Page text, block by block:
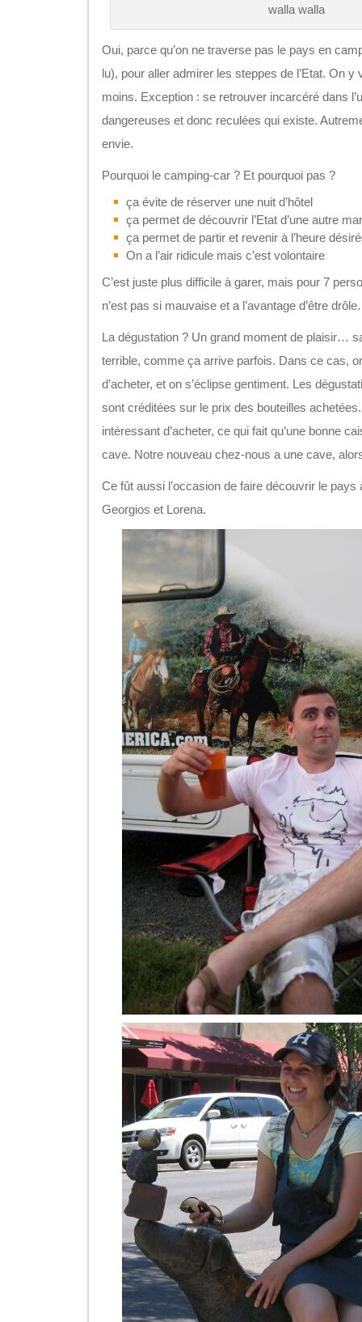
walla walla
Oui, parce qu’on ne traverse pas le pays en
lu), pour aller admirer les steppes de l’Etat. On y
moins. Exception : se retrouver incarcéré dans
dangereuses et donc reculées qui existe.
envie.
Pourquoi le camping-car ? Et pourquoi pas ?
ça évite de réserver une nuit d’hôtel
ça permet de découvrir l’Etat d’une autre
ça permet de partir et revenir à l’heure
On a l’air ridicule mais c’est volontaire
C’est juste plus difficile à garer, mais pour 7
n’est pas si mauvaise et a l’avantage d’être drôle.
La dégustation ? Un grand moment de plaisir…
terrible, comme ça arrive parfois. Dans ce cas,
d’acheter, et on s’éclipse gentiment. Les
sont créditées sur le prix des bouteilles
intéressant d’acheter, ce qui fait qu’une bonne
cave. Notre nouveau chez-nous a une cave,
Ce fût aussi l’occasion de faire découvrir le
Georgios et Lorena.